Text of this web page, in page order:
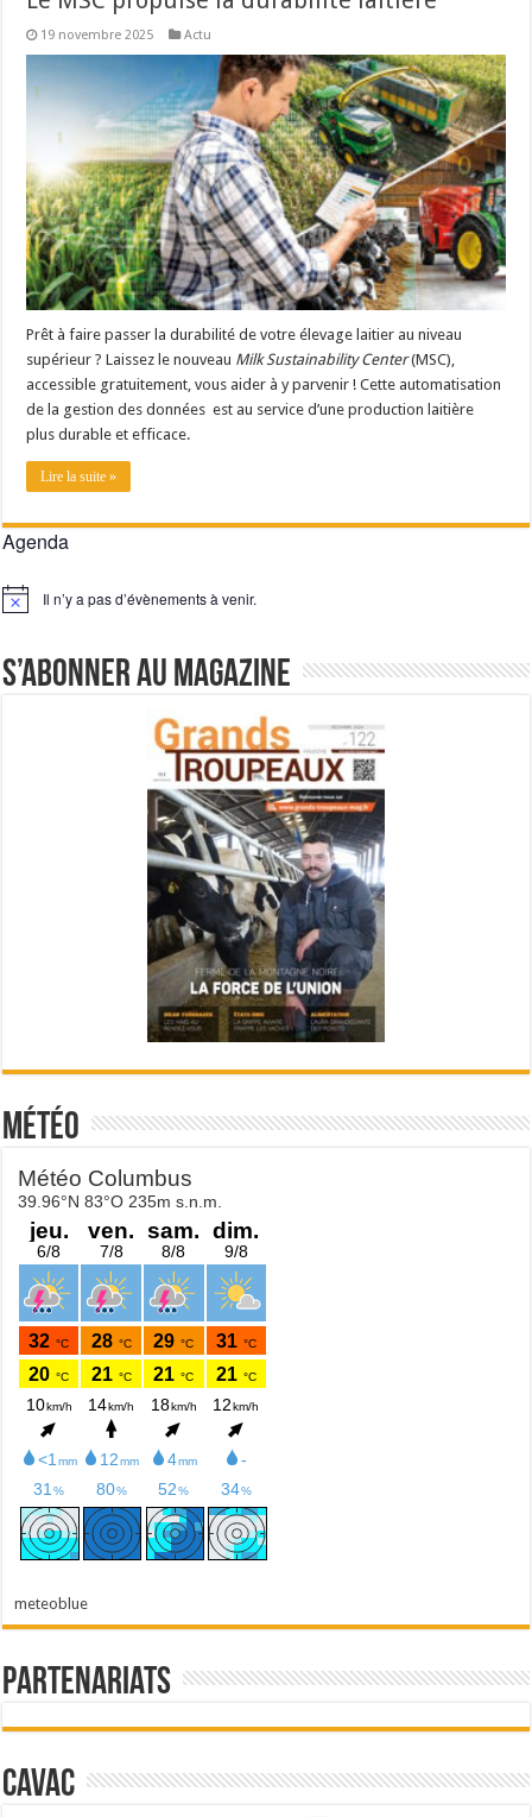
19 novembre 2025 Actu
Prêt à faire passer la durabilité de votre élevage laitier au niveau
supérieur ? Laissez le nouveau Milk Sustainability Center(MSC),
accessible gratuitement, vous aider à y parvenir ! Cette automatisation
de la gestion des données est au service d’une production laitière
plus durable et efficace.
Lire la suite »
Agenda
Notice Il n’y a pas d’évènements à venir.
S’abonner au magazine
Météo
meteoblue
Partenariats
Cavac